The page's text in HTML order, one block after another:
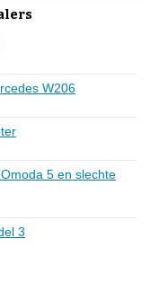
W206
5 en slechte
3